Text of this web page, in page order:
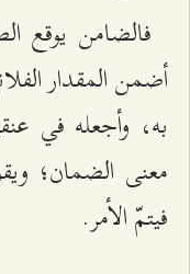
فالضامن يوقع
أضمن المقدار
به، وأجعله في
معنى الضمان؛
فيتمّ الأمر.